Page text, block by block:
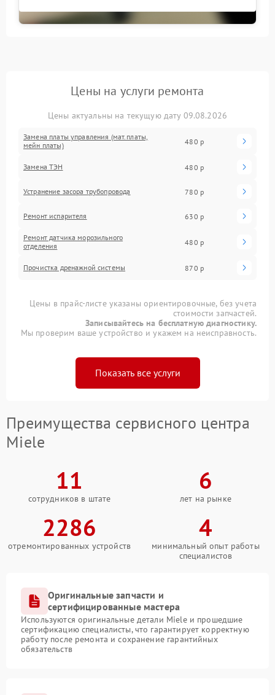
Цены на услуги ремонта
Цены актуальны на текущую дату 09.08.2026
Замена платы управления (мат.платы,
мейн платы)
480 р
Замена ТЭН 480 р
Устранение засора трубопровода 780 р
Ремонт испарителя 630 р
Ремонт датчика морозильного
отделения
480 р
Прочистка дренажной системы 870 р
Цены в прайс-листе указаны ориентировочные, без учета
стоимости запчастей.
Записывайтесь на бесплатную диагностику.
Мы проверим ваше устройство и укажем на неисправность.
Показать все услуги
Преимущества сервисного центра
Miele
11
сотрудников в штате
6
лет на рынке
2286
отремонтированных устройств
4
минимальный опыт работы
специалистов
Оригинальные запчасти и
сертифицированные мастера
Используются оригинальные детали Miele и прошедшие
сертификацию специалисты, что гарантирует корректную
работу после ремонта и сохранение гарантийных
обязательств